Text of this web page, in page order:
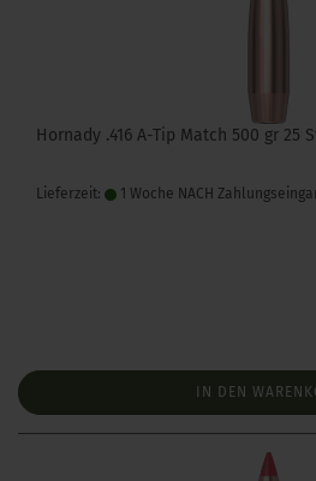
Hornady .416 A-Tip Match 500 gr 25
Lieferzeit: 1 Woche NACH
IN DEN